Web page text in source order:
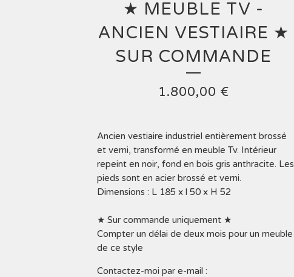
★ MEUBLE TV -
ANCIEN VESTIAIRE ★
SUR COMMANDE
1.800,00 €
Ancien vestiaire industriel entièrement brossé
et verni, transformé en meuble Tv. Intérieur
repeint en noir, fond en bois gris anthracite. Les
pieds sont en acier brossé et verni.
Dimensions : L 185 x l 50 x H 52
★ Sur commande uniquement ★
Compter un délai de deux mois pour un meuble
de ce style
Contactez-moi par e-mail :